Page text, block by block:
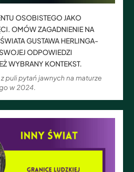
OSOBISTEGO JAKO
OMÓW ZAGADNIENIE NA
GUSTAWA HERLINGA-
ODPOWIEDZI
WYBRANY KONTEKST.
puli pytań jawnych na maturze
w 2024.